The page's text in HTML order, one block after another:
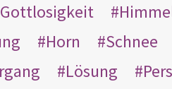
Gottlosigkeit
Horn Schnee
Lösung